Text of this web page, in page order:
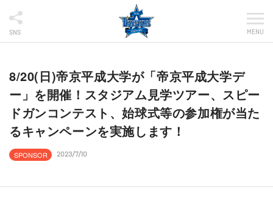
SNS MENU
8/20(日)帝京平成大学が「帝京平成大学デ
ー」を開催！スタジアム見学ツアー、スピー
ドガンコンテスト、始球式等の参加権が当た
るキャンペーンを実施します！
SPONSOR 2023/7/10